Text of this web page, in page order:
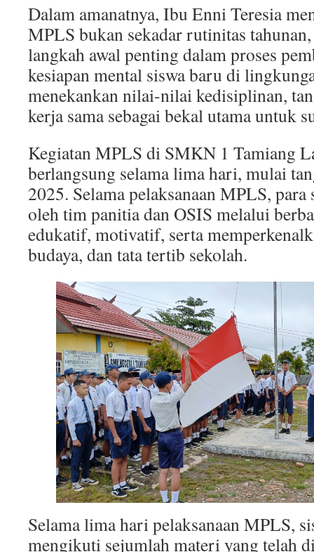
Dalam amanatnya, Ibu Enni Teresia
MPLS bukan sekadar rutinitas
langkah awal penting dalam proses
kesiapan mental siswa baru di
menekankan nilai-nilai kedisiplinan,
kerja sama sebagai bekal utama untuk
Kegiatan MPLS di SMKN 1 Tamiang
berlangsung selama lima hari, mulai
2025. Selama pelaksanaan MPLS,
oleh tim panitia dan OSIS melalui
edukatif, motivatif, serta
budaya, dan tata tertib sekolah.
Selama lima hari pelaksanaan MPLS,
mengikuti sejumlah materi yang telah